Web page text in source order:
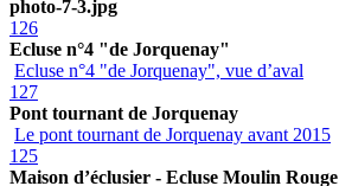
photo-7-3.jpg
126
Ecluse n°4 "de Jorquenay"
Ecluse n°4 "de Jorquenay", vue d’aval
127
Pont tournant de Jorquenay
Le pont tournant de Jorquenay avant 2015
125
Maison d’éclusier - Ecluse Moulin Rouge